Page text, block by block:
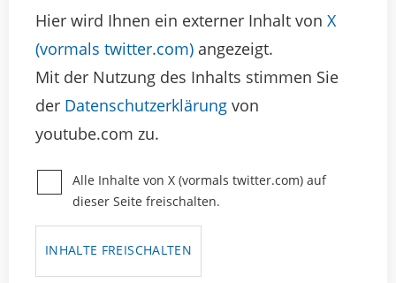
Hier wird Ihnen ein externer Inhalt von X
(vormals twitter.com) angezeigt.
Mit der Nutzung des Inhalts stimmen Sie
der Datenschutzerklärung von
youtube.com zu.
Alle Inhalte von X (vormals twitter.com) auf
dieser Seite freischalten.
INHALTE FREISCHALTEN